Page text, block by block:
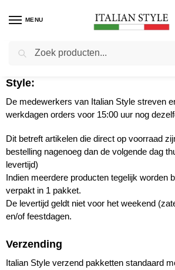
MENU
Levering
Style:
De medewerkers van Italian Style streven
werkdagen orders voor 15:00 uur nog
Dit betreft artikelen die direct op voorraad
bestelling nagenoeg dan de volgende dag
levertijd)
Indien meerdere producten tegelijk worden
verpakt in 1 pakket.
De levertijd geldt niet voor het weekend
en/of feestdagen.
Verzending
Italian Style verzend pakketten standaard